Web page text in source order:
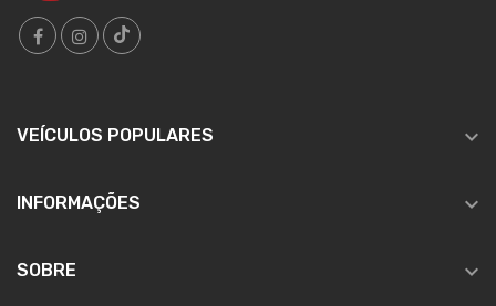
VEÍCULOS POPULARES 
INFORMAÇÕES 
SOBRE 